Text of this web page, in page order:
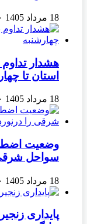
18 مرداد 1405 ۰
استان تا
18 مرداد 1405 ۰
وضعیت
سواحل شرقی
18 مرداد 1405 ۰
پایداری